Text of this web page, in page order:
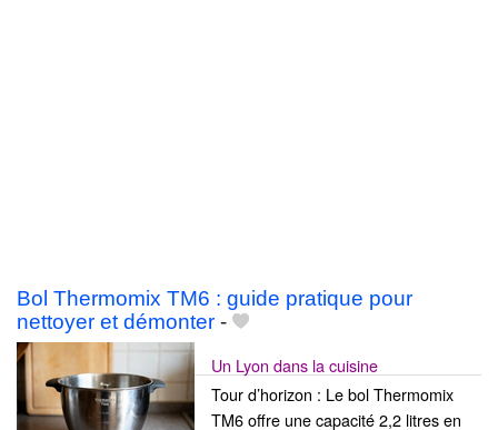
Bol Thermomix TM6 : guide pratique pour
nettoyer et démonter -
Un Lyon dans la cuisine
Tour d’horizon : Le bol Thermomix
TM6 offre une capacité 2,2 litres en